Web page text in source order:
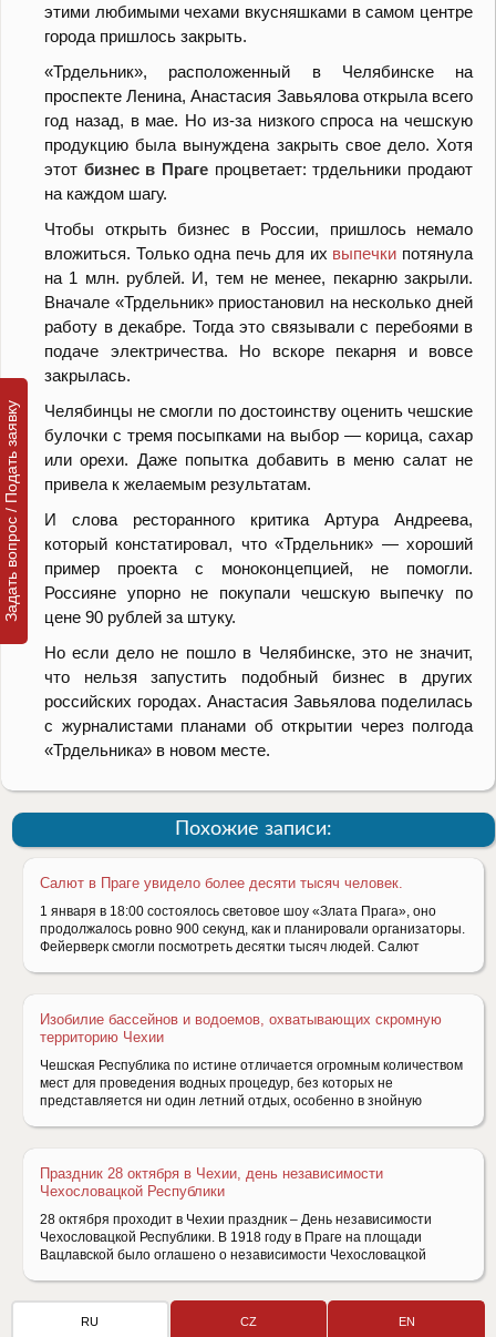
этими любимыми чехами вкусняшками в самом центре
города пришлось закрыть.
«Трдельник», расположенный в Челябинске на
проспекте Ленина, Анастасия Завьялова открыла всего
год назад, в мае. Но из-за низкого спроса на чешскую
продукцию была вынуждена закрыть свое дело. Хотя
этот бизнес в Праге процветает: трдельники продают
на каждом шагу.
Чтобы открыть бизнес в России, пришлось немало
вложиться. Только одна печь для их выпечки потянула
на 1 млн. рублей. И, тем не менее, пекарню закрыли.
Вначале «Трдельник» приостановил на несколько дней
работу в декабре. Тогда это связывали с перебоями в
подаче электричества. Но вскоре пекарня и вовсе
закрылась.
Челябинцы не смогли по достоинству оценить чешские
булочки с тремя посыпками на выбор — корица, сахар
или орехи. Даже попытка добавить в меню салат не
привела к желаемым результатам.
И слова ресторанного критика Артура Андреева,
который констатировал, что «Трдельник» — хороший
пример проекта с моноконцепцией, не помогли.
Россияне упорно не покупали чешскую выпечку по
цене 90 рублей за штуку.
Но если дело не пошло в Челябинске, это не значит,
что нельзя запустить подобный бизнес в других
российских городах. Анастасия Завьялова поделилась
с журналистами планами об открытии через полгода
«Трдельника» в новом месте.
Похожие записи:
Салют в Праге увидело более десяти тысяч человек.
1 января в 18:00 состоялось световое шоу «Злата Прага», оно
продолжалось ровно 900 секунд, как и планировали организаторы.
Фейерверк смогли посмотреть десятки тысяч людей. Салют
Изобилие бассейнов и водоемов, охватывающих скромную
территорию Чехии
Чешская Республика по истине отличается огромным количеством
мест для проведения водных процедур, без которых не
представляется ни один летний отдых, особенно в знойную
Праздник 28 октября в Чехии, день независимости
Чехословацкой Республики
28 октября проходит в Чехии праздник – День независимости
Чехословацкой Республики. В 1918 году в Праге на площади
Вацлавской было оглашено о независимости Чехословацкой
Задать вопрос / Подать заявку
RU CZ EN